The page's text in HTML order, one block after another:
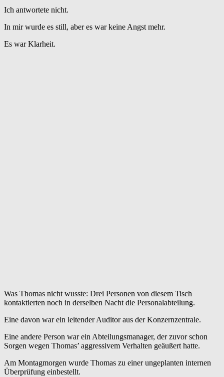
Ich antwortete nicht.
In mir wurde es still, aber es war keine Angst mehr.
Es war Klarheit.
Was Thomas nicht wusste: Drei Personen von diesem Tisch
kontaktierten noch in derselben Nacht die Personalabteilung.
Eine davon war ein leitender Auditor aus der Konzernzentrale.
Eine andere Person war ein Abteilungsmanager, der zuvor schon
Sorgen wegen Thomas’ aggressivem Verhalten geäußert hatte.
Am Montagmorgen wurde Thomas zu einer ungeplanten internen
Überprüfung einbestellt.